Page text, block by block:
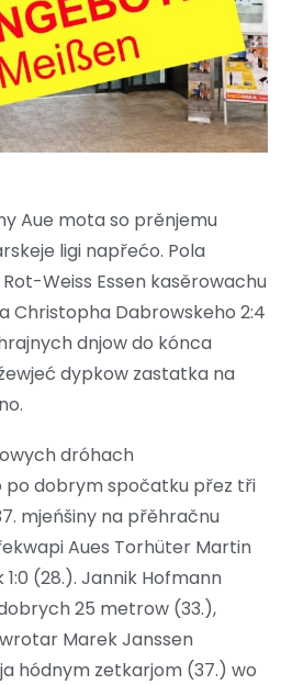
Aue mota so prěnjemu
ligi napřećo. Pola
Weiss Essen kasěrowachu
Christopha Dabrowskeho 2:4
dnjow do kónca
dypkow zastatka na
dróhach
po dobrym spočatku přez tři
mjeńšiny na přěhračnu
Aues Torhüter Martin
(28.). Jannik Hofmann
25 metrow (33.),
Marek Janssen
hódnym zetkarjom (37.) wo